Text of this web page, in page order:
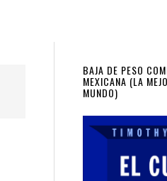
Primary
Sidebar
BAJA DE PESO
MEXICANA (LA
MUNDO)